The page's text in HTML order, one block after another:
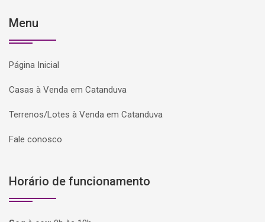
Menu
Página Inicial
Casas à Venda em Catanduva
Terrenos/Lotes à Venda em Catanduva
Fale conosco
Horário de funcionamento